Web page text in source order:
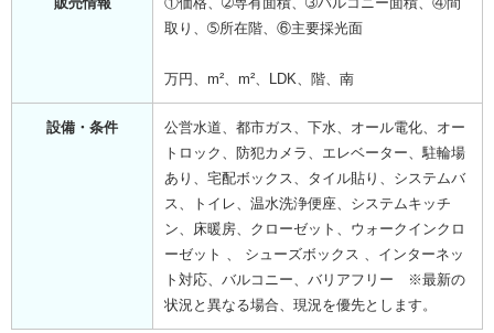
取り、➄所在階、⑥主要採光面
万円、m²、m²、LDK、階、南
設備・条件
公営水道、都市ガス、下水、オール電化、オー
トロック、防犯カメラ、エレベーター、駐輪場
あり、宅配ボックス、タイル貼り、システムバ
ス、トイレ、温水洗浄便座、システムキッチ
ン、床暖房、クローゼット、ウォークインクロ
ーゼット 、 シューズボックス 、インターネッ
ト対応、バルコニー、バリアフリー ※最新の
状況と異なる場合、現況を優先とします。